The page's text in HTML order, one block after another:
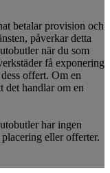
betalar provision och
påverkar detta
när du som
få exponering
offert. Om en
det handlar om en
har ingen
eller offerter.